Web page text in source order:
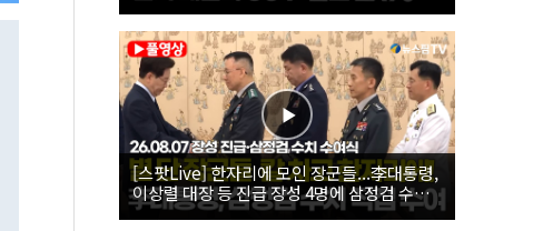
[스팟Live] 한자리에 모인 장군들...李대통령,
이상렬 대장 등 진급 장성 4명에 삼정검 수치
직접 수여｜26.08.07 장성 진급·삼정검 수치